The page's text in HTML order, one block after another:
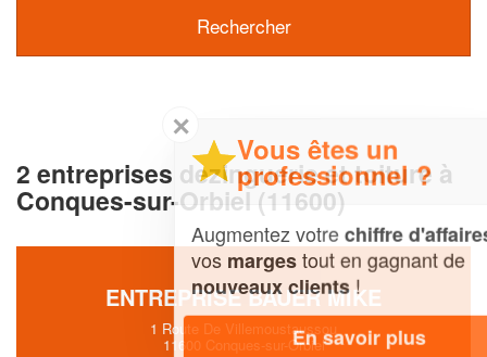
2 entreprises dezinguerie et toiture à
Conques-sur-Orbiel (11600)
ENTREPRISE BAUER MIKE
1 Route De Villemoustaussou
11600 Conques-sur-Orbiel
Vous êtes un
professionnel ?
Augmentez votrechiffre d'affaireset
margestout en gagnant de
nouveaux clients!
En savoir plus